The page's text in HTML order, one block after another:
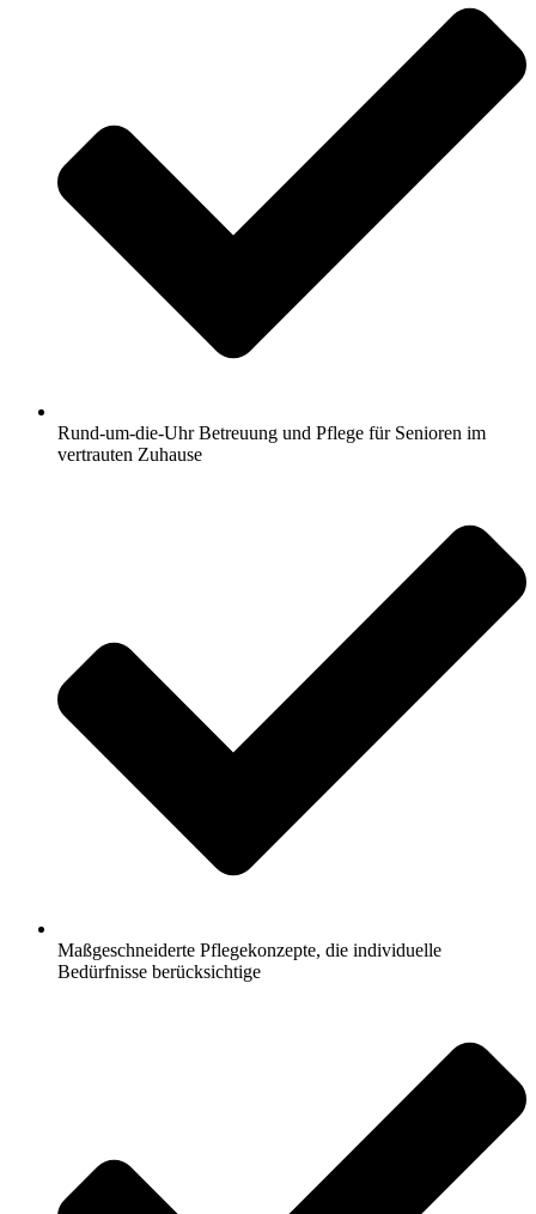
Rund-um-die-Uhr Betreuung und Pflege für Senioren im
vertrauten Zuhause
Maßgeschneiderte Pflegekonzepte, die individuelle
Bedürfnisse berücksichtige